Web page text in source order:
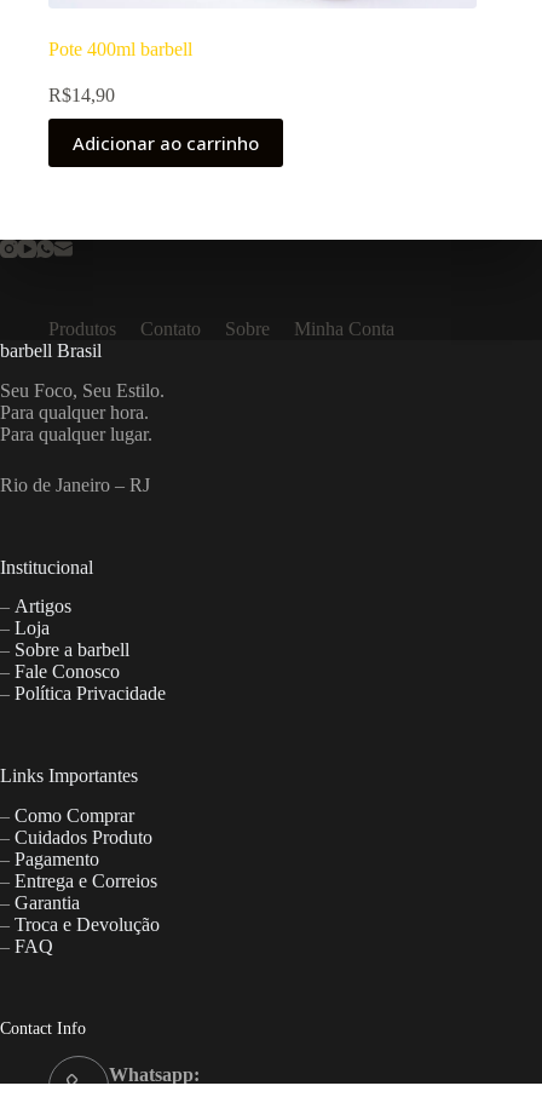
Pote 400ml barbell
R$14,90
Adicionar ao carrinho
Produtos Contato Sobre
Minha Conta
barbell Brasil
Seu Foco, Seu Estilo.
Para qualquer hora.
Para qualquer lugar.
Rio de Janeiro – RJ
Institucional
– Artigos
– Loja
– Sobre a barbell
– Fale Conosco
– Política Privacidade
Links Importantes
– Como Comprar
– Cuidados Produto
– Pagamento
– Entrega e Correios
– Garantia
– Troca e Devolução
– FAQ
Contact Info
Whatsapp: